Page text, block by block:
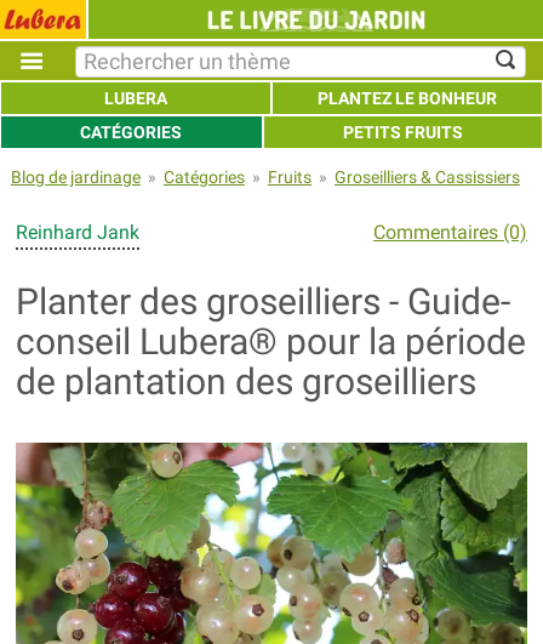
LUBERA
PLANTEZ LE BONHEUR
CATÉGORIES
PETITS FRUITS
Blog de jardinage» Catégories» Fruits» Groseilliers & Cassissiers
Reinhard Jank Commentaires (0)
Planter des groseilliers - Guide-
conseil Lubera® pour la période
de plantation des groseilliers